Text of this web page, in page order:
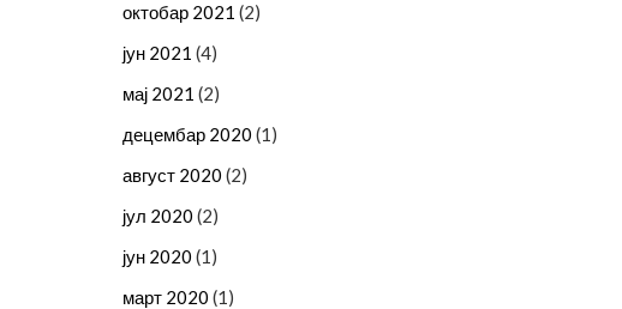
октобар 2021 (2)
јун 2021 (4)
мај 2021 (2)
децембар 2020 (1)
август 2020 (2)
јул 2020 (2)
јун 2020 (1)
март 2020 (1)